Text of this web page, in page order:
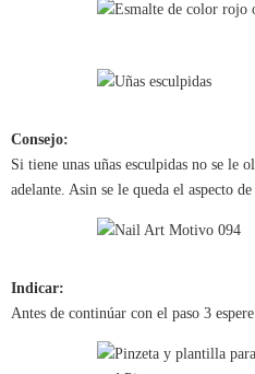
Consejo:
Si tiene unas uñas esculpidas no se le
adelante. Asin se le queda el aspecto
Indicar:
Antes de continúar con el paso 3